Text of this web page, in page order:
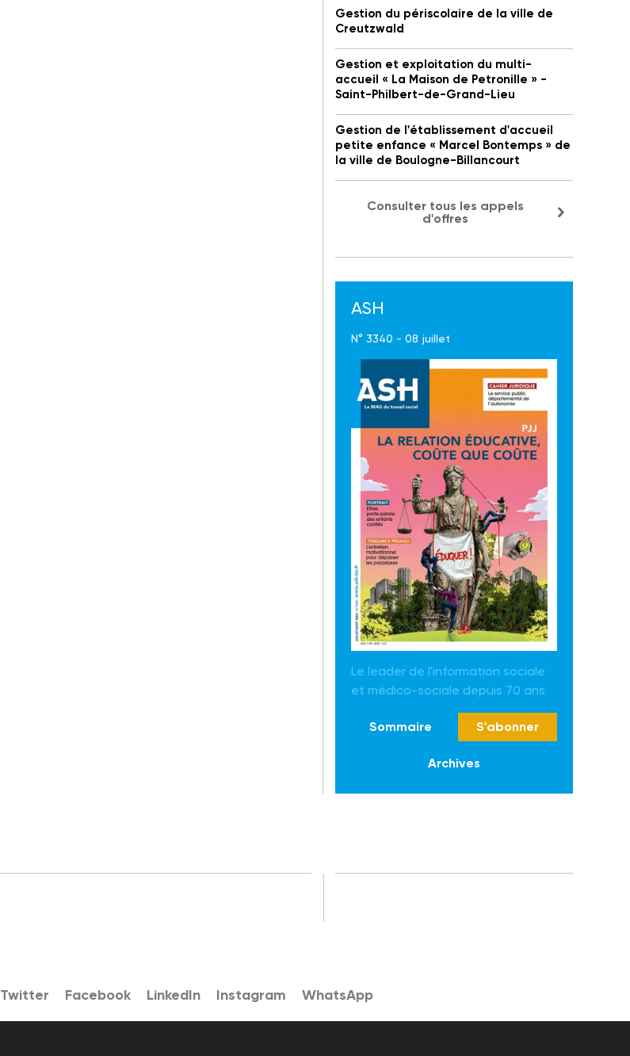
Gestion du périscolaire de la ville de
Creutzwald
Gestion et exploitation du multi-
accueil « La Maison de Petronille » -
Saint-Philbert-de-Grand-Lieu
Gestion de l'établissement d'accueil
petite enfance « Marcel Bontemps » de
la ville de Boulogne-Billancourt
Consulter tous les appels
d'offres
ASH
N° 3340 - 08 juillet
Le leader de l'information sociale
et médico-sociale depuis 70 ans
Sommaire S'abonner
Archives
Twitter Facebook LinkedIn Instagram WhatsApp